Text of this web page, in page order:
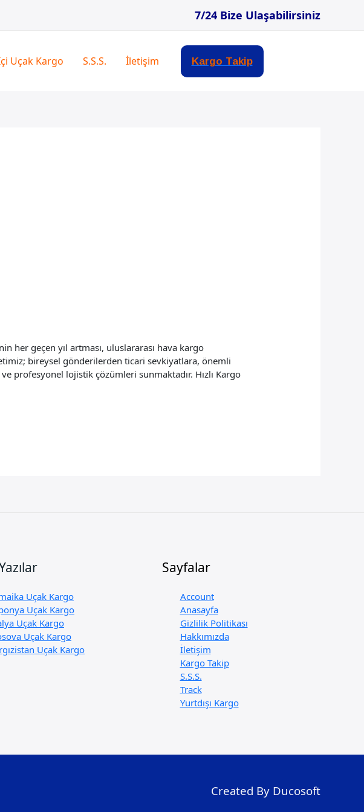
7/24 Bize Ulaşabilirsiniz
Uçak Kargo S.S.S. İletişim Kargo Takip
her geçen yıl artması, uluslararası hava kargo
bireysel gönderilerden ticari sevkiyatlara, önemli
profesyonel lojistik çözümleri sunmaktadır. Hızlı Kargo
Uçak Kargo
Uçak Kargo
Uçak Kargo
Uçak Kargo
Uçak Kargo
Sayfalar
Account
Anasayfa
Gizlilik Politikası
Hakkımızda
İletişim
Kargo Takip
S.S.S.
Track
Yurtdışı Kargo
Created By Ducosoft